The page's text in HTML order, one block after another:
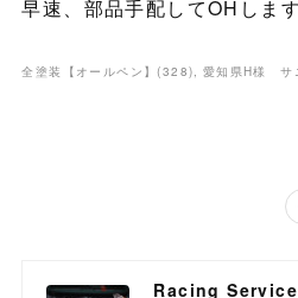
早速、部品手配してOHします
全塗装【オールペン】(328) 愛知県H様 サ